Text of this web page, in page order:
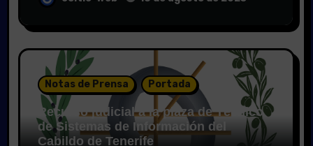
Notas de Prensa Portada
Recurso judicial a la plaza de Técnico
de Sistemas de Información del
Cabildo de Tenerife